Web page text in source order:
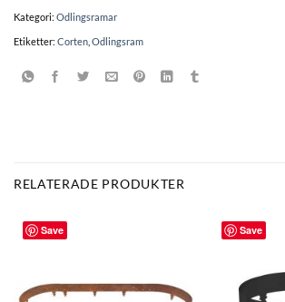
Kategori: Odlingsramar
Etiketter: Corten Odlingsram
RELATERADE PRODUKTER
Save Save